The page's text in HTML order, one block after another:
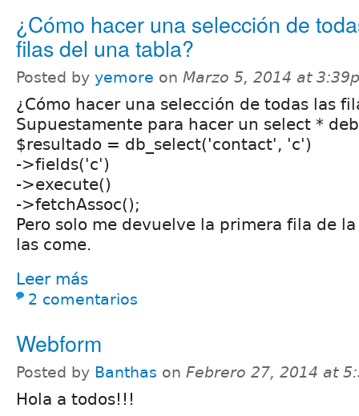
¿Cómo hacer una selección de
filas del una tabla?
Posted by yemore on Marzo 5, 2014 at
¿Cómo hacer una selección de todas las
Supuestamente para hacer un select *
$resultado = db_select('contact', 'c')
->fields('c')
->execute()
->fetchAssoc();
Pero solo me devuelve la primera fila de
las come.
Leer más
2 comentarios
Webform
Posted by Banthas on Febrero 27, 2014 at
Hola a todos!!!